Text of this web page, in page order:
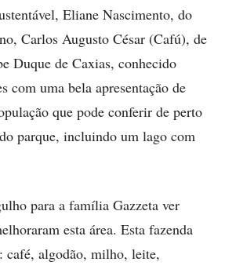
Eliane Nascimento, do
Carlos Augusto César (Cafú), de
Duque de Caxias, conhecido
com uma bela apresentação de
que pode conferir de perto
parque, incluindo um lago com
para a família Gazzeta ver
esta área. Esta fazenda
algodão, milho, leite,